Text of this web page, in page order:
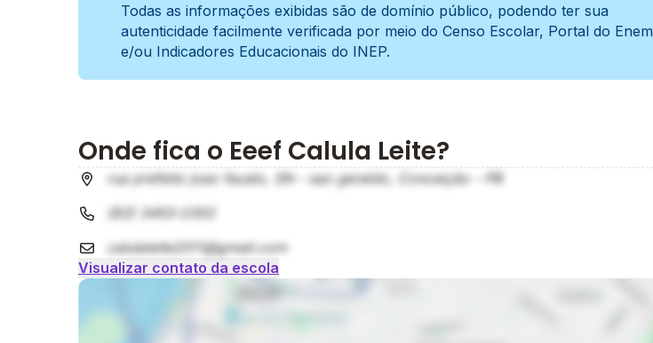
Todas as informações exibidas são de domínio público, podendo ter sua
autenticidade facilmente verificada por meio do Censo Escolar, Portal do Enem
e/ou Indicadores Educacionais do INEP.
Onde fica o Eeef Calula Leite?
rua prefeito joao fausto, SN - sao geraldo, Conceição - PB
(83) 3453-2353
calulaleite2011@gmail.com
Visualizar contato da escola